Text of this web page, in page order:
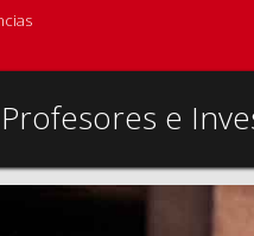
Profesores e